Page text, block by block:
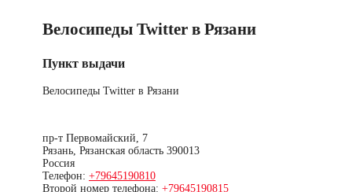
Велосипеды Twitter в Рязани
Пункт выдачи
Велосипеды Twitter в Рязани
пр-т Первомайский, 7
Рязань Рязанская область 390013
Россия
Телефон: +79645190810
Второй номер телефона: +79645190815